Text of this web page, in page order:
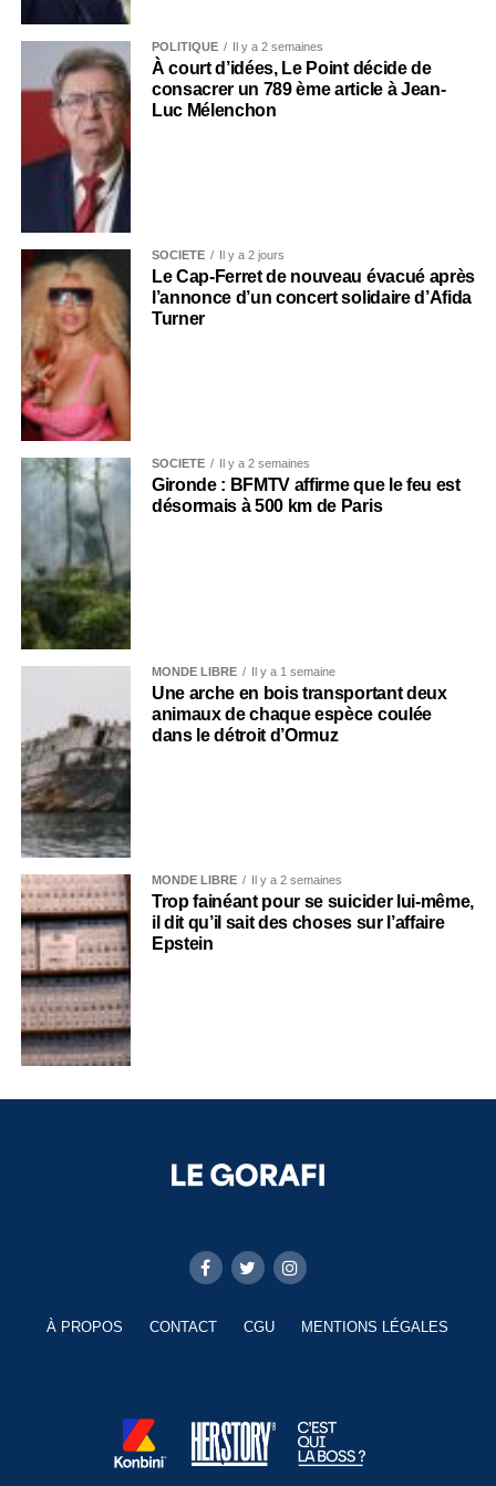
POLITIQUE Il y a 2 semaines
À court d’idées, Le Point décide de
consacrer un 789 ème article à Jean-
Luc Mélenchon
SOCIÉTÉ Il y a 2 jours
Le Cap-Ferret de nouveau évacué après
l’annonce d’un concert solidaire d’Afida
Turner
SOCIÉTÉ Il y a 2 semaines
Gironde : BFMTV affirme que le feu est
désormais à 500 km de Paris
MONDE LIBRE Il y a 1 semaine
Une arche en bois transportant deux
animaux de chaque espèce coulée
dans le détroit d’Ormuz
MONDE LIBRE Il y a 2 semaines
Trop fainéant pour se suicider lui-même,
il dit qu’il sait des choses sur l’affaire
Epstein
À PROPOS CONTACT CGU MENTIONS LÉGALES